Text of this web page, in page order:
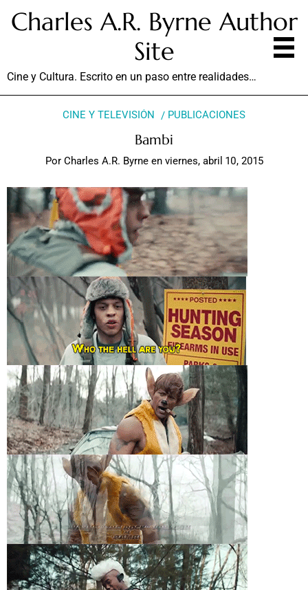
Charles A.R. Byrne Author
Site
Cine y Cultura. Escrito en un paso entre realidades…
CINE Y TELEVISIÓN PUBLICACIONES
Bambi
Por Charles A.R. Byrne en viernes, abril 10, 2015